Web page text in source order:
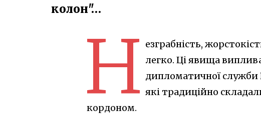
колон"…
Н езграбність,
легко. Ці явища
дипломатичної служби
які традиційно
кордоном.